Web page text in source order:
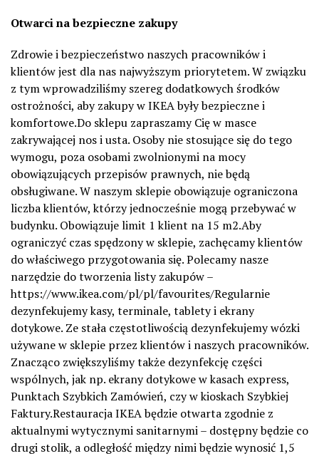
Otwarci na bezpieczne zakupy
Zdrowie i bezpieczeństwo naszych pracowników i
klientów jest dla nas najwyższym priorytetem. W związku
z tym wprowadziliśmy szereg dodatkowych środków
ostrożności, aby zakupy w IKEA były bezpieczne i
komfortowe.Do sklepu zapraszamy Cię w masce
zakrywającej nos i usta. Osoby nie stosujące się do tego
wymogu, poza osobami zwolnionymi na mocy
obowiązujących przepisów prawnych, nie będą
obsługiwane. W naszym sklepie obowiązuje ograniczona
liczba klientów, którzy jednocześnie mogą przebywać w
budynku. Obowiązuje limit 1 klient na 15 m2.Aby
ograniczyć czas spędzony w sklepie, zachęcamy klientów
do właściwego przygotowania się. Polecamy nasze
narzędzie do tworzenia listy zakupów –
https://www.ikea.com/pl/pl/favourites/Regularnie
dezynfekujemy kasy, terminale, tablety i ekrany
dotykowe. Ze stała częstotliwością dezynfekujemy wózki
używane w sklepie przez klientów i naszych pracowników.
Znacząco zwiększyliśmy także dezynfekcję części
wspólnych, jak np. ekrany dotykowe w kasach express,
Punktach Szybkich Zamówień, czy w kioskach Szybkiej
Faktury.Restauracja IKEA będzie otwarta zgodnie z
aktualnymi wytycznymi sanitarnymi – dostępny będzie co
drugi stolik, a odległość między nimi będzie wynosić 1,5